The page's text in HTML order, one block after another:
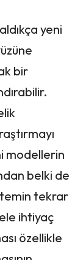
yeni
bir
modellerin
belki de
tekrar
ihtiyaç
özellikle